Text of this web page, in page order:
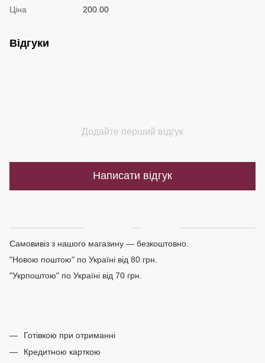
Ціна
200.00
Відгуки
Додайте перший відгук
Написати відгук
Самовивіз з нашого магазину — безкоштовно.
"Новою поштою" по Україні від 80 грн.
"Укрпоштою" по Україні від 70 грн.
Готівкою при отриманні
Кредитною карткою